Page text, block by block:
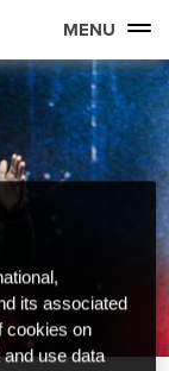
MENU
its associated
cookies on
use data